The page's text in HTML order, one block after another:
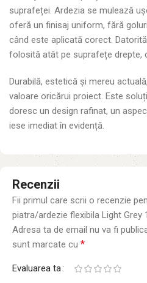
suprafeței. Ardezia se mulează
oferă un finisaj uniform, fără
când este aplicată corect.
folosită atât pe suprafețe drepte,
Durabilă, estetică și mereu
valoare oricărui proiect. Este
doresc un design rafinat, un
iese imediat în evidență.
Recenzii
Fii primul care scrii o recenzie
piatra/ardezie flexibila Light Grey
Adresa ta de email nu va fi
sunt marcate cu *
Evaluarea ta